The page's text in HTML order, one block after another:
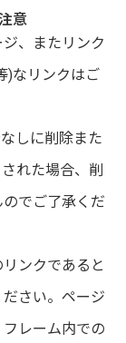
意
、またリンク
)なリンクはご
しに削除また
れた場合、削
でご了承くだ
ンクであると
さい。ページ
レーム内での